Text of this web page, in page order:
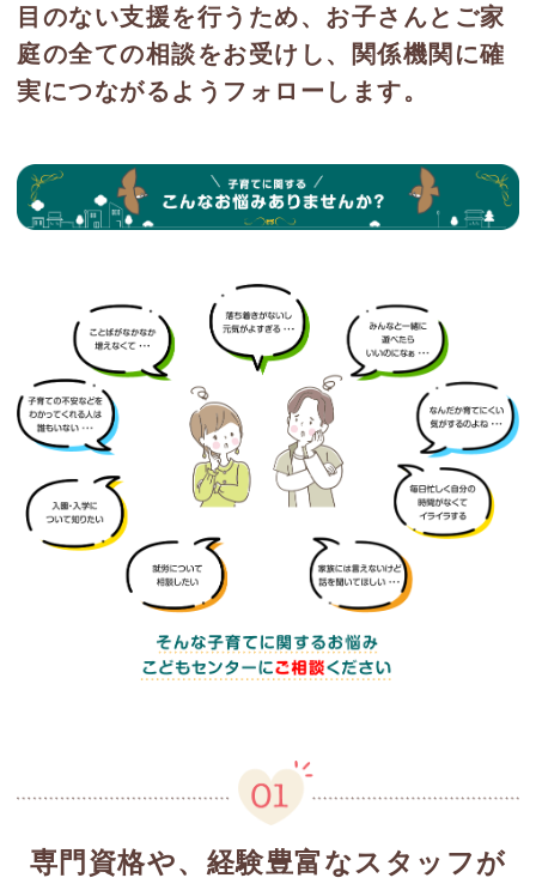
目のない支援を行うため、お子さんとご家
庭の全ての相談をお受けし、関係機関に確
実につながるようフォローします。
専門資格や、経験豊富なスタッフが